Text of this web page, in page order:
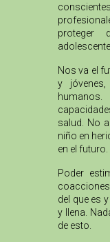
proteger
Nos va el
y
salud. No
niño en
en el futuro.
Poder
del que es
y llena.
de esto.